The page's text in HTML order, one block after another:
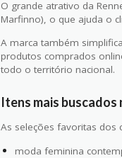
O grande atrativo da
Marfinno), o que ajuda o
A marca também
produtos comprados
todo o território nacional.
Itens mais
As seleções favoritas dos
moda feminina